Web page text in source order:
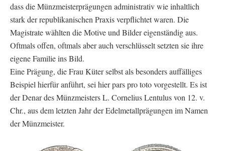
dass die Münzmeisterprägungen administrativ wie inhaltlich
stark der republikanischen Praxis verpflichtet waren. Die
Magistrate wählten die Motive und Bilder eigenständig aus.
Oftmals offen, oftmals aber auch verschlüsselt setzten sie ihre
eigene Familie ins Bild.
Eine Prägung, die Frau Küter selbst als besonders auffälliges
Beispiel hierfür anführt, sei hier pars pro toto vorgestellt. Es ist
der Denar des Münzmeisters L. Cornelius Lentulus von 12. v.
Chr., aus dem letzten Jahr der Edelmetallprägungen im Namen
der Münzmeister.